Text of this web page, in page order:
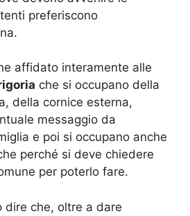
preferiscono
affidato interamente alle
che si occupano della
della cornice esterna,
messaggio da
e poi si occupano anche
perché si deve chiedere
per poterlo fare.
dire che, oltre a dare